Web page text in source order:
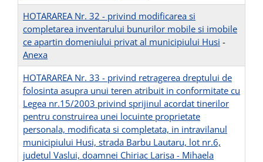
HOTARAREA Nr. 32 - privind modificarea si
completarea inventarului bunurilor mobile si imobile
ce apartin domeniului privat al municipiului Husi -
Anexa
HOTARAREA Nr. 33 - privind retragerea dreptului de
folosinta asupra unui teren atribuit in conformitate cu
Legea nr.15/2003 privind sprijinul acordat tinerilor
pentru construirea unei locuinte proprietate
personala, modificata si completata, in intravilanul
municipiului Husi, strada Barbu Lautaru, lot nr.6,
judetul Vaslui, doamnei Chiriac Larisa - Mihaela